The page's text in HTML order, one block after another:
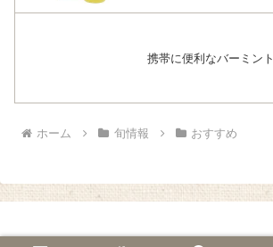
携帯に便利なバーミント
ホーム 旬情報 おすすめ